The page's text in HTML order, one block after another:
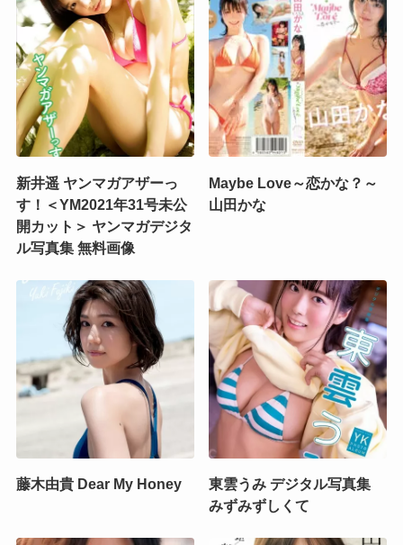
新井遥 ヤンマガアザーっ
す！＜YM2021年31号未公
開カット＞ ヤンマガデジタ
ル写真集 無料画像
Maybe Love～恋かな？～
山田かな
藤木由貴 Dear My Honey
東雲うみ デジタル写真集
みずみずしくて